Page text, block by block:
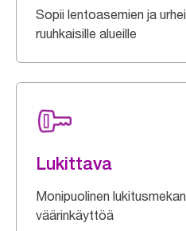
Sopii lentoasemien ja
ruuhkaisille alueille
Lukittava
Monipuolinen
väärinkäyttöä